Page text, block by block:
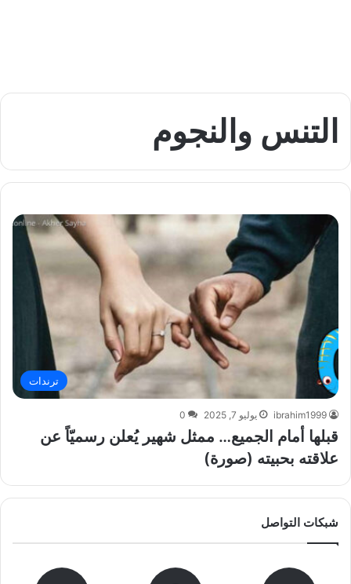
التنس والنجوم
ترندات
ibrahim1999 يوليو 7, 2025 0
قبلها أمام الجميع… ممثل شهير يُعلن رسميّاً عن
علاقته بحبيته (صورة)
شبكات التواصل